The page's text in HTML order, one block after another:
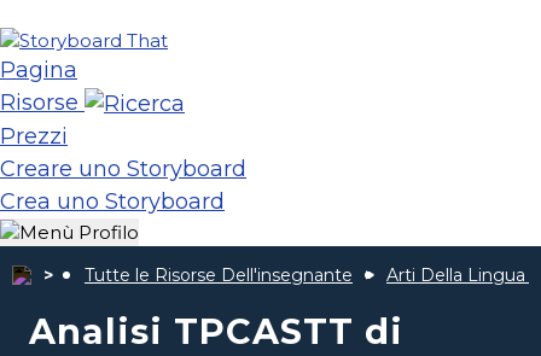
Pagina
Risorse
Prezzi
Creare uno Storyboard
Crea uno Storyboard
Tutte le Risorse Dell'insegnante Arti Della Lingua
Analisi TPCASTT di